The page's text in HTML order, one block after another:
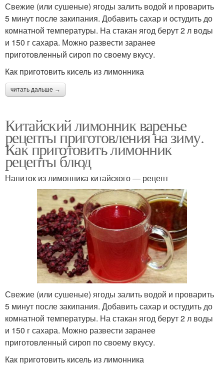
Свежие (или сушеные) ягоды залить водой и проварить
5 минут после закипания. Добавить сахар и остудить до
комнатной температуры. На стакан ягод берут 2 л воды
и 150 г сахара. Можно развести заранее
приготовленный сироп по своему вкусу.
Как приготовить кисель из лимонника
читать дальше →
Китайский лимонник варенье
рецепты приготовления на зиму.
Как приготовить лимонник
рецепты блюд
Напиток из лимонника китайского — рецепт
Свежие (или сушеные) ягоды залить водой и проварить
5 минут после закипания. Добавить сахар и остудить до
комнатной температуры. На стакан ягод берут 2 л воды
и 150 г сахара. Можно развести заранее
приготовленный сироп по своему вкусу.
Как приготовить кисель из лимонника